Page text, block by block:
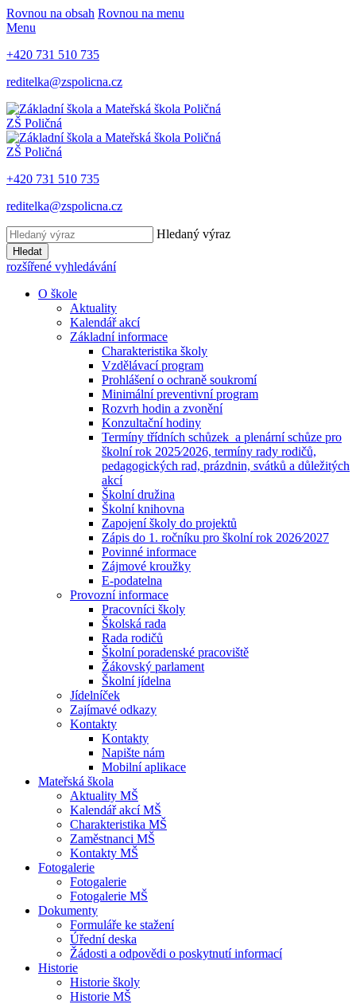
Rovnou na obsah Rovnou na menu
Menu
+420 731 510 735
reditelka@zspolicna.cz
ZŠ Poličná
ZŠ Poličná
+420 731 510 735
reditelka@zspolicna.cz
Hledaný výraz
Hledat
rozšířené vyhledávání
O škole
Aktuality
Kalendář akcí
Základní informace
Charakteristika školy
Vzdělávací program
Prohlášení o ochraně soukromí
Minimální preventivní program
Rozvrh hodin a zvonění
Konzultační hodiny
Termíny třídních schůzek a plenární schůze pro
školní rok 2025⁄2026, termíny rady rodičů,
pedagogických rad, prázdnin, svátků a důležitých
akcí
Školní družina
Školní knihovna
Zapojení školy do projektů
Zápis do 1. ročníku pro školní rok 2026⁄2027
Povinné informace
Zájmové kroužky
E-podatelna
Provozní informace
Pracovníci školy
Školská rada
Rada rodičů
Školní poradenské pracoviště
Žákovský parlament
Školní jídelna
Jídelníček
Zajímavé odkazy
Kontakty
Kontakty
Napište nám
Mobilní aplikace
Mateřská škola
Aktuality MŠ
Kalendář akcí MŠ
Charakteristika MŠ
Zaměstnanci MŠ
Kontakty MŠ
Fotogalerie
Fotogalerie
Fotogalerie MŠ
Dokumenty
Formuláře ke stažení
Úřední deska
Žádosti a odpovědi o poskytnutí informací
Historie
Historie školy
Historie MŠ